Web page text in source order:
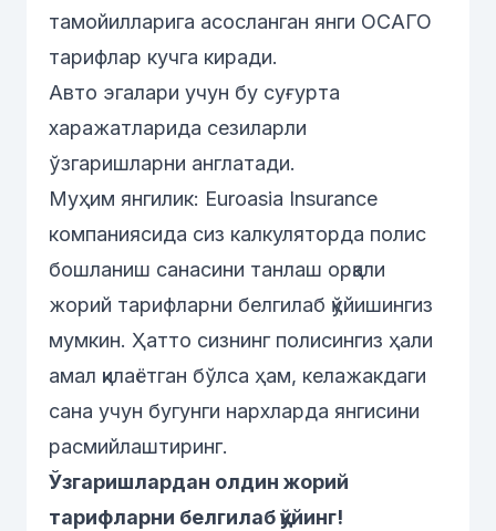
тамойилларига асосланган янги ОСАГО
тарифлар кучга киради.
Авто эгалари учун бу суғурта
харажатларида сезиларли
ўзгаришларни англатади.
Муҳим янгилик: Euroasia Insurance
компаниясида сиз калкуляторда полис
бошланиш санасини танлаш орқали
жорий тарифларни белгилаб қўйишингиз
мумкин. Ҳатто сизнинг полисингиз ҳали
амал қилаётган бўлса ҳам, келажакдаги
сана учун бугунги нархларда янгисини
расмийлаштиринг.
Ўзгаришлардан олдин жорий
тарифларни белгилаб қўйинг!